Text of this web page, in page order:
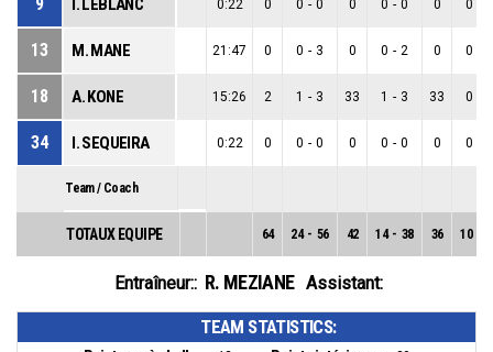
I. LEBLANC 0:22 0 0 - 0 0 0 - 0 0 0
13 M. MANE 21:47 0 0 - 3 0 0 - 2 0 0
18 A. KONE 15:26 2 1 - 3 33 1 - 3 33 0
34 I. SEQUEIRA 0:22 0 0 - 0 0 0 - 0 0 0
Team / Coach
TOTAUX EQUIPE 64 24 - 56 42 14 - 38 36 10
Entraîneur:: R. MEZIANE Assistant:
TEAM STATISTICS: